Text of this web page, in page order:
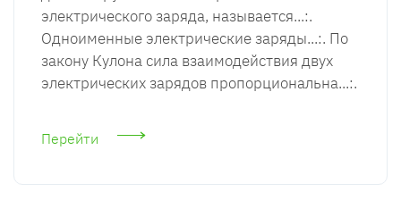
электрического заряда, называется...:.
Одноименные электрические заряды...:. По
закону Кулона сила взаимодействия двух
электрических зарядов пропорциональна...:.
Перейти